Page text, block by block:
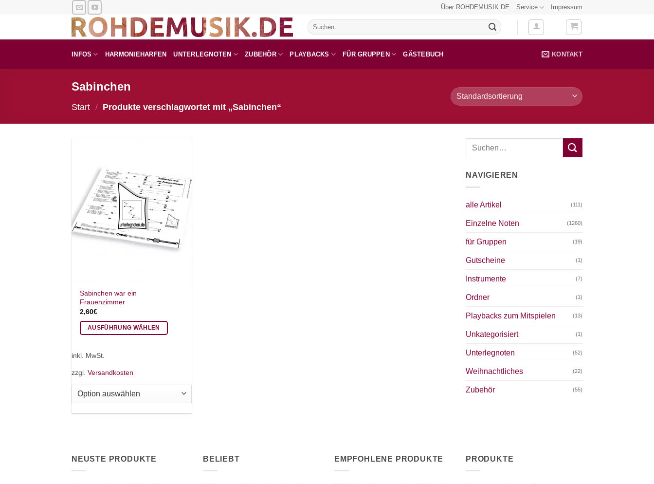
Über ROHDEMUSIK.DE Service Impressum
Suchen
nach:
INFOS HARMONIEHARFEN UNTERLEGNOTEN ZUBEHÖR PLAYBACKS FÜR GRUPPEN GÄSTEBUCH KONTAKT
Sabinchen
Start / Produkte verschlagwortet mit „Sabinchen“
Sabinchen war ein
Frauenzimmer
2,60€
AUSFÜHRUNG WÄHLEN
mehrere
Varianten
auf.
Produktseite
inkl. MwSt.
zzgl. Versandkosten
NAVIGIEREN
alle Artikel (111)
Einzelne Noten (1260)
für Gruppen (19)
Gutscheine (1)
Instrumente (7)
Ordner (1)
Playbacks zum Mitspielen (13)
Unkategorisiert (1)
Unterlegnoten (52)
Weihnachtliches (22)
Zubehör (55)
NEUSTE PRODUKTE BELIEBT EMPFOHLENE PRODUKTE PRODUKTE